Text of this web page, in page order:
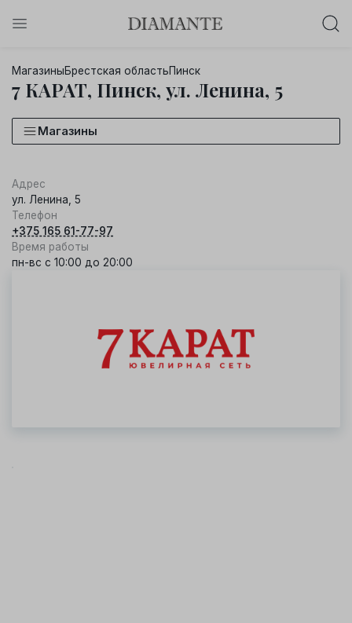
Осталось:
0 : 0 : 0 : 0
МагазиныБрестская областьПинск
7 КАРАТ, Пинск, ул. Ленина, 5
Магазины
Адрес
ул. Ленина, 5
Телефон
+375 165 61-77-97
Время работы
пн-вс с 10:00 до 20:00